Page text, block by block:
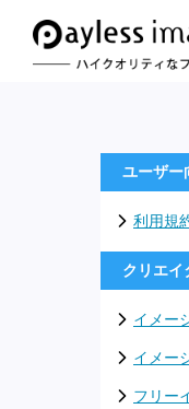
ユーザー
利用規
クリエイ
イメー
イメー
フリー